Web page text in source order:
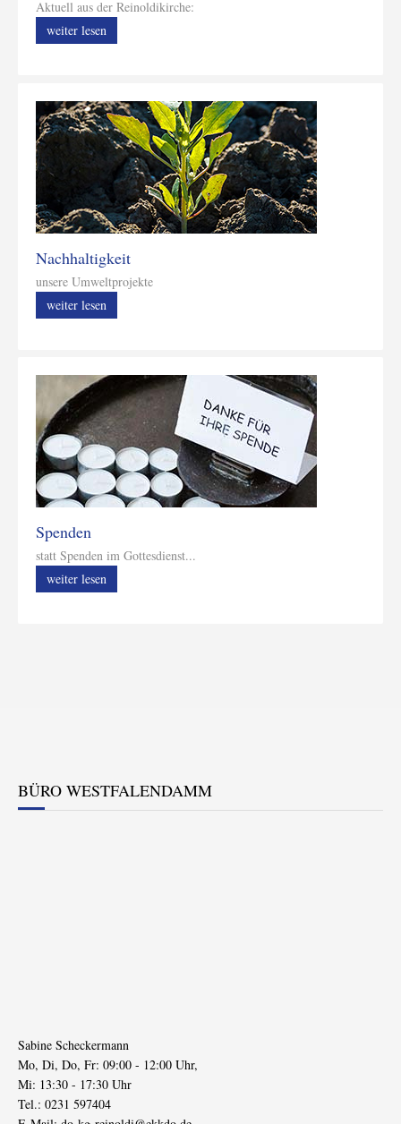
Aktuell aus der Reinoldikirche:
weiter lesen
Nachhaltigkeit
unsere Umweltprojekte
weiter lesen
Spenden
statt Spenden im Gottesdienst...
weiter lesen
BÜRO WESTFALENDAMM
Sabine Scheckermann
Mo, Di, Do, Fr: 09:00 - 12:00 Uhr,
Mi: 13:30 - 17:30 Uhr
Tel.: 0231 597404